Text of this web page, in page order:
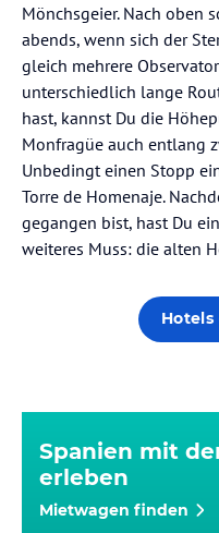
Mönchsgeier. Nach oben
abends, wenn sich der
gleich mehrere
unterschiedlich lange
hast, kannst Du die
Monfragüe auch entlang
Unbedingt einen Stopp
Torre de Homenaje.
gegangen bist, hast Du
weiteres Muss: die alten
Spanien mit
erleben
Mietwagen finden